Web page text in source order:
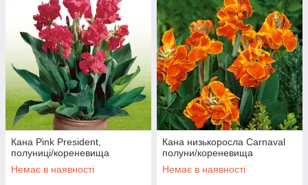
Кана Pink President,
полуниці/кореневища
Немає в наявності
Кана низькоросла Carnaval
полуни/кореневища
Немає в наявності